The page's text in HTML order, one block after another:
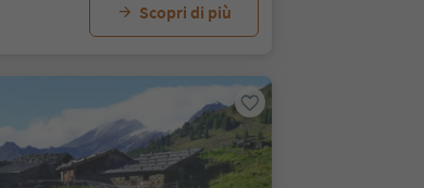
Scopri di più